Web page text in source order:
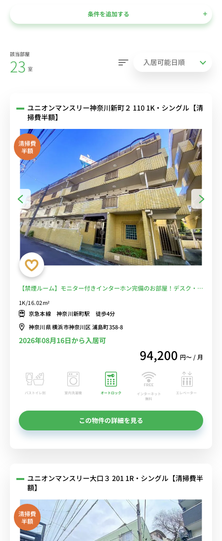
条件を追加する
該当部屋
23 室
ユニオンマンスリー神奈川新町２ 110 1K・シングル【清
掃費半額】
清掃費
半額
【禁煙ルーム】モニター付きインターホン完備のお部屋！デスク・チ
駅や横浜駅まで乗換なし■選べるWi-Fi格安レンタル中！
1K/16.02m²
京急本線 神奈川新町駅 徒歩4分
神奈川県 横浜市神奈川区 浦島町358-8
2026年08月16日から入居可
94,200 円〜 / 月
バストイレ別 室内洗濯機 オートロック
インターネット
無料
エレベーター
この物件の詳細を見る
ユニオンマンスリー大口３ 201 1R・シングル【清掃費半
額】
清掃費
半額